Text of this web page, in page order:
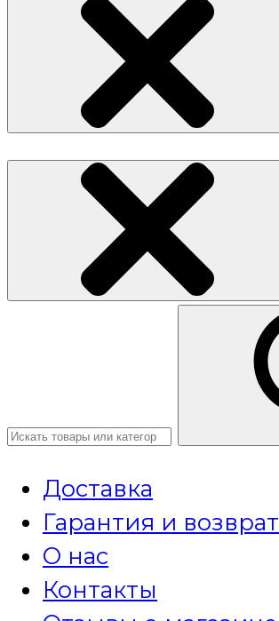
Доставка
Гарантия и возврат
О нас
Контакты